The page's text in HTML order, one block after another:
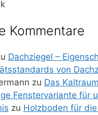
Kommentare
Dachziegel –
von
zu Das
Fenstervariante für
zu Holzboden für